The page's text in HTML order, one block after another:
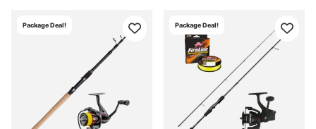
Package Deal! Package Deal!